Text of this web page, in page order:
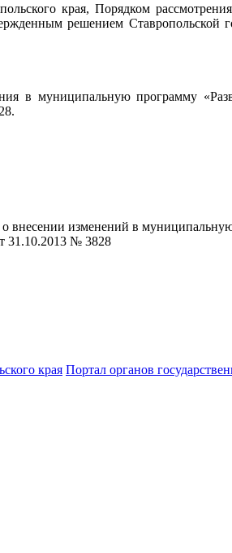
края, Порядком
решением
в муниципальную программу
изменений в
31.10.2013 № 3828
края Портал органов